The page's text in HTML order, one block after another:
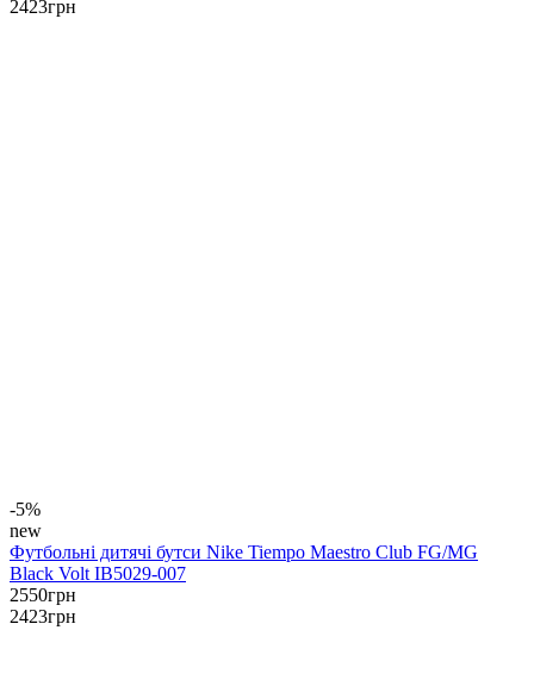
2423грн
-5%
new
Футбольні дитячі бутси Nike Tiempo Maestro Club FG/MG
Black Volt IB5029-007
2550грн
2423грн